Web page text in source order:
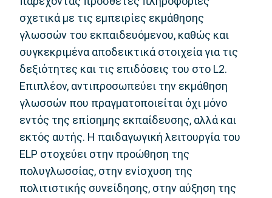
σχετικά με τις εμπειρίες εκμάθησης
γλωσσών του εκπαιδευόμενου, καθώς και
συγκεκριμένα αποδεικτικά στοιχεία για τις
δεξιότητες και τις επιδόσεις του στο L2.
Επιπλέον, αντιπροσωπεύει την εκμάθηση
γλωσσών που πραγματοποιείται όχι μόνο
εντός της επίσημης εκπαίδευσης, αλλά και
εκτός αυτής. Η παιδαγωγική λειτουργία του
ELP στοχεύει στην προώθηση της
πολυγλωσσίας, στην ενίσχυση της
πολιτιστικής συνείδησης, στην αύξηση της